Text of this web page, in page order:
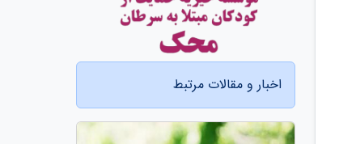
اخبار و مقالات مرتبط